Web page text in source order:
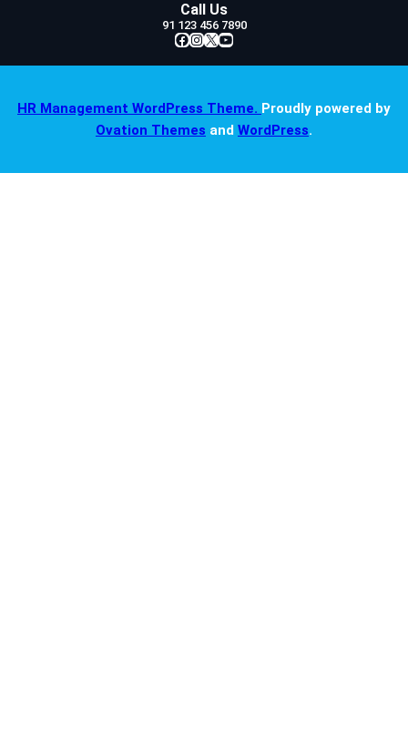
Call Us
91 123 456 7890
Facebook InstagramX YouTube
HR Management WordPress Theme. Proudly powered by
Ovation Themes and WordPress.